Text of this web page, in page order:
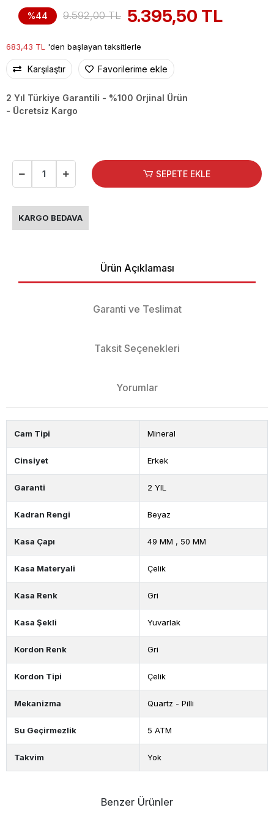
%44 9.592,00 TL 5.395,50 TL
683,43 TL 'den başlayan taksitlerle
Karşılaştır Favorilerime ekle
2 Yıl Türkiye Garantili - %100 Orjinal Ürün
- Ücretsiz Kargo
SEPETE EKLE
KARGO BEDAVA
Ürün Açıklaması
Garanti ve Teslimat
Taksit Seçenekleri
Yorumlar
Cam Tipi Mineral
Cinsiyet Erkek
Garanti 2 YIL
Kadran Rengi Beyaz
Kasa Çapı 49 MM , 50 MM
Kasa Materyali Çelik
Kasa Renk Gri
Kasa Şekli Yuvarlak
Kordon Renk Gri
Kordon Tipi Çelik
Mekanizma Quartz - Pilli
Su Geçirmezlik 5 ATM
Takvim Yok
Benzer Ürünler